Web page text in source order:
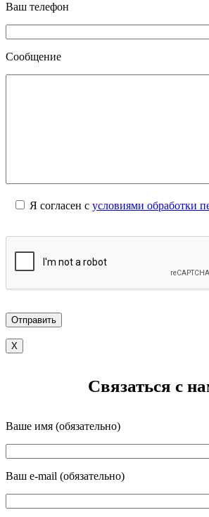
Ваш телефон
Сообщение
Я согласен с условиями обработки
X
Связаться с
Ваше имя (обязательно)
Ваш e-mail (обязательно)